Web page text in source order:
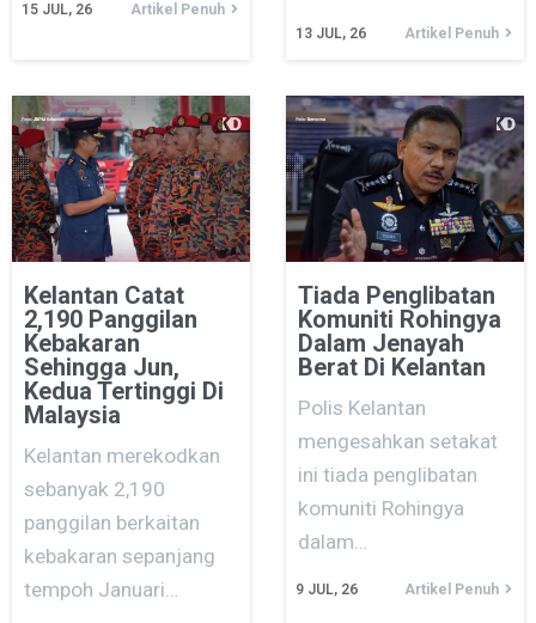
15 JUL, 26 Artikel Penuh
13 JUL, 26 Artikel Penuh
Kelantan Catat
2,190 Panggilan
Kebakaran
Sehingga Jun,
Kedua Tertinggi Di
Malaysia
Kelantan merekodkan
sebanyak 2,190
panggilan berkaitan
kebakaran sepanjang
tempoh Januari…
Tiada Penglibatan
Komuniti Rohingya
Dalam Jenayah
Berat Di Kelantan
9 JUL, 26
Polis Kelantan
mengesahkan setakat
ini tiada penglibatan
komuniti Rohingya
dalam…
Artikel Penuh